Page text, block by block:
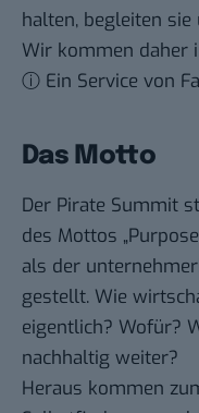
halten, begleiten
Wir kommen daher
ⓘ Ein Service von
Das Motto
Der Pirate Summit
des Mottos
als der
gestellt. Wie
eigentlich? Wofür?
nachhaltig weiter?
Heraus kommen